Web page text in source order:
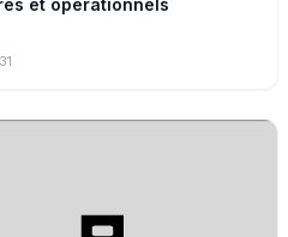
et opérationnels